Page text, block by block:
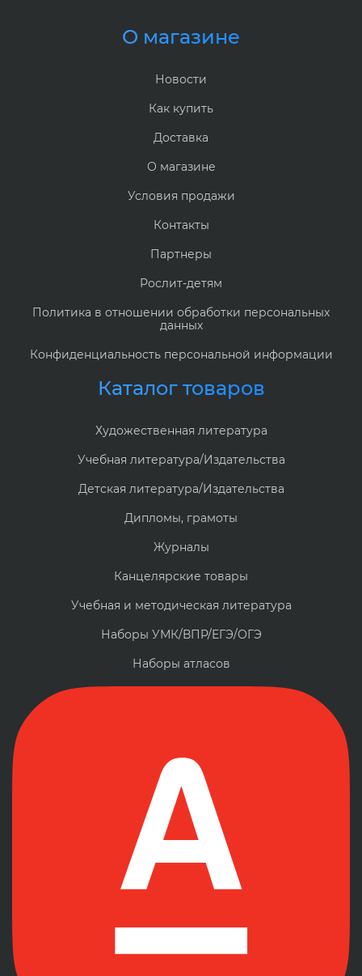
О магазине
Новости
Как купить
Доставка
О магазине
Условия продажи
Контакты
Партнеры
Рослит-детям
Политика в отношении обработки персональных
данных
Конфиденциальность персональной информации
Каталог товаров
Художественная литература
Учебная литература/Издательства
Детская литература/Издательства
Дипломы, грамоты
Журналы
Канцелярские товары
Учебная и методическая литература
Наборы УМК/ВПР/ЕГЭ/ОГЭ
Наборы атласов